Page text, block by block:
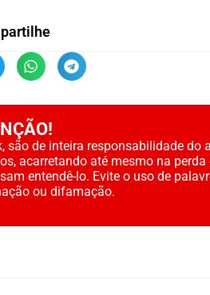
de inteira responsabilidade do
acarretando até mesmo na
entendê-lo. Evite o uso de
ou difamação.